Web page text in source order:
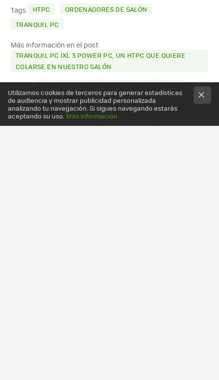
MAIL
Tags HTPC
ORDENADORES DE SALÓN
TRANQUIL PC
Más información en el post
TRANQUIL PC IXL 3 POWER PC, UN HTPC QUE QUIERE
COLARSE EN NUESTRO SALÓN
Utilizamos cookies de terceros para generar estadísticas
de audiencia y mostrar publicidad personalizada
analizando tu navegación. Si sigues navegando estarás
aceptando su uso. Más información